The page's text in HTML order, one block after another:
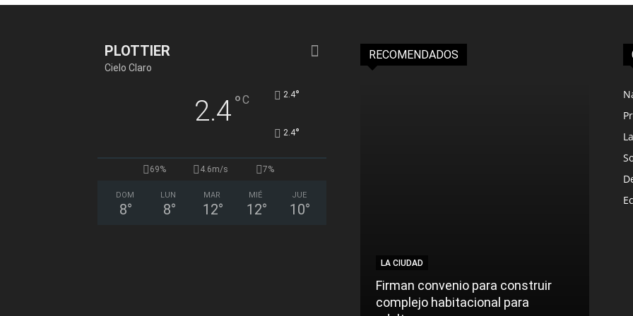
PLOTTIER
Cielo Claro
2.4°C 2.4°
2.4°
69% 4.6m/s 7%
DOM
8°
LUN
8°
MAR
12°
MIÉ
12°
JUE
10°
RECOMENDADOS
LA CIUDAD
Firman convenio para construir
complejo habitacional para